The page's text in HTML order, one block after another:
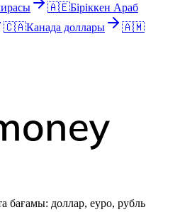
🇦🇪Біріккен Араб
🇨🇦Канада доллары
🇦🇲
бағамы: доллар, еуро, рубль